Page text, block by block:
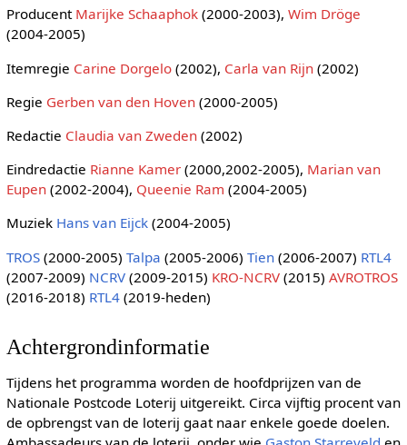
Producent Marijke Schaaphok(2000-2003), Wim Dröge
(2004-2005)
Itemregie Carine Dorgelo(2002), Carla van Rijn(2002)
Regie Gerben van den Hoven(2000-2005)
Redactie Claudia van Zweden(2002)
Eindredactie Rianne Kamer(2000,2002-2005), Marian van
Eupen(2002-2004), Queenie Ram (2004-2005)
Muziek Hans van Eijck(2004-2005)
TROS(2000-2005) Talpa (2005-2006) Tien(2006-2007) RTL4
(2007-2009) NCRV(2009-2015) KRO-NCRV(2015) AVROTROS
(2016-2018) RTL4(2019-heden)
Achtergrondinformatie
Tijdens het programma worden de hoofdprijzen van de
Nationale Postcode Loterij uitgereikt. Circa vijftig procent van
de opbrengst van de loterij gaat naar enkele goede doelen.